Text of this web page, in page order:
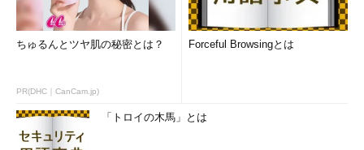
ちゅるんとツヤ肌の秘密とは？
PR(DHC｜CanCam.jp)
Forceful Browsingとは
「トロイの木馬」とは